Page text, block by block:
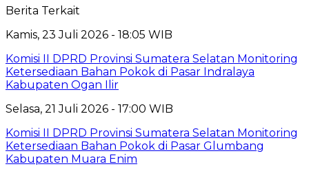
Berita Terkait
Kamis, 23 Juli 2026 - 18:05 WIB
Komisi II DPRD Provinsi Sumatera Selatan Monitoring
Ketersediaan Bahan Pokok di Pasar Indralaya
Kabupaten Ogan Ilir
Selasa, 21 Juli 2026 - 17:00 WIB
Komisi II DPRD Provinsi Sumatera Selatan Monitoring
Ketersediaan Bahan Pokok di Pasar Glumbang
Kabupaten Muara Enim